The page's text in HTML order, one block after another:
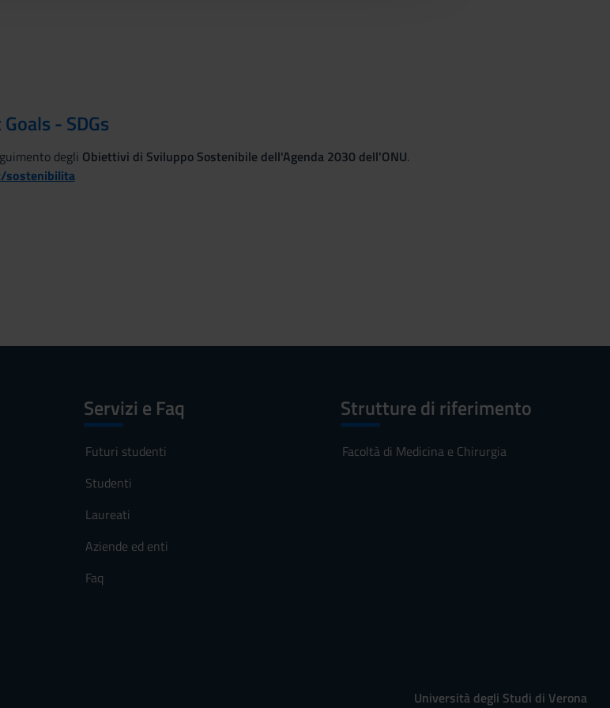
- SDGs
degli Obiettivi di Sviluppo Sostenibile dell'Agenda 2030 dell'ONU.
sostenibilita
Servizi e Faq
Futuri studenti
Studenti
Laureati
Aziende ed enti
Faq
Strutture di riferimento
Facoltà di Medicina e Chirurgia
Università degli Studi di Verona